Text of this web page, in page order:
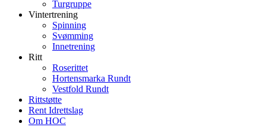
Turgruppe
Vintertrening
Spinning
Svømming
Innetrening
Ritt
Roserittet
Hortensmarka Rundt
Vestfold Rundt
Rittstøtte
Rent Idrettslag
Om HOC